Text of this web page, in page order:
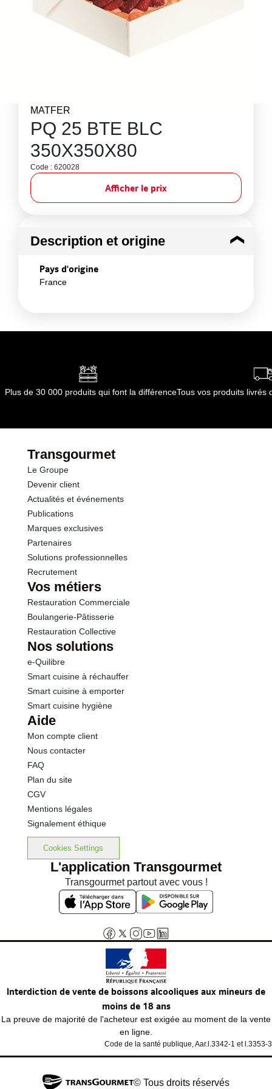
MATFER
PQ 25 BTE BLC
350X350X80
Code : 620028
Afficher le prix
Description et origine
Pays d'origine
France
Plus de 30 000 produits qui font la différenceTous vos produits livrés
Transgourmet
Le Groupe
Devenir client
Actualités et événements
Publications
Marques exclusives
Partenaires
Solutions professionnelles
Recrutement
Vos métiers
Restauration Commerciale
Boulangerie-Pâtisserie
Restauration Collective
Nos solutions
e-Quilibre
Smart cuisine à réchauffer
Smart cuisine à emporter
Smart cuisine hygiène
Aide
Mon compte client
Nous contacter
FAQ
Plan du site
CGV
Mentions légales
Signalement éthique
Cookies Settings
L'application Transgourmet
Transgourmet partout avec vous !
Interdiction de vente de boissons alcooliques aux mineurs de
moins de 18 ans
La preuve de majorité de l'acheteur est exigée au moment de la vente
en ligne.
Code de la santé publique, Aar.l.3342-1 et l.3353-3
© Tous droits réservés